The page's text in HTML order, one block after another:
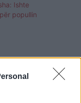
Ishte
popullin